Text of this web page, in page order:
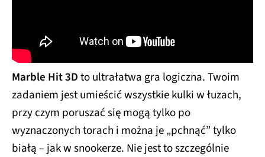
Marble Hit 3Dto ultrałatwa gra logiczna. Twoim
zadaniem jest umieścić wszystkie kulki w łuzach,
przy czym poruszać się mogą tylko po
wyznaczonych torach i można je „pchnąć” tylko
białą – jak w snookerze. Nie jest to szczególnie